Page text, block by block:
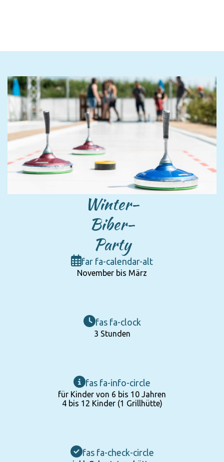
Winter-
Biber-
Party
far fa-calendar-alt
November bis März
fas fa-clock
3 Stunden
fas fa-info-circle
für Kinder von 6 bis 10 Jahren
4 bis 12 Kinder (1 Grillhütte)
fas fa-check-circle